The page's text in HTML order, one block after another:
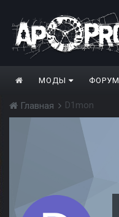
МОДЫ ФОРУМ
Главная D1mon